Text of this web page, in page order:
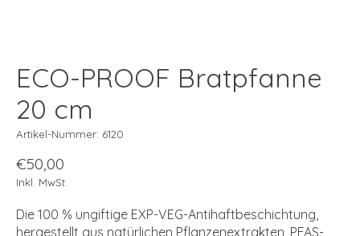
ECO-PROOF Bratpfanne
20 cm
Artikel-Nummer: 6120
€50,00
Inkl. MwSt.
Die 100 % ungiftige EXP-VEG-Antihaftbeschichtung,
hergestellt aus natürlichen Pflanzenextrakten, PFAS-